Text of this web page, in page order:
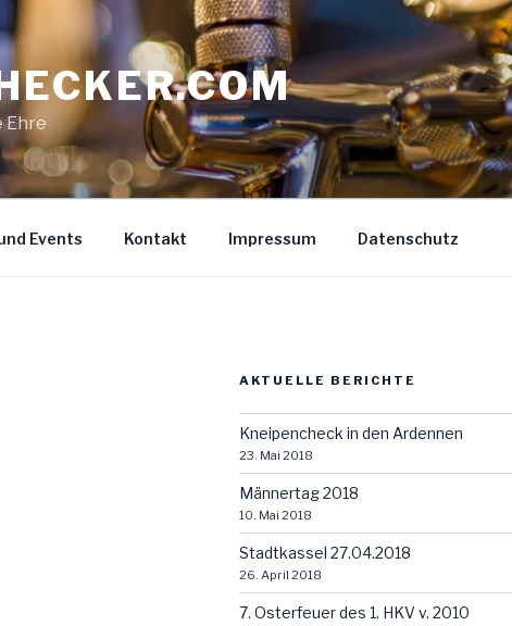
Ehre
Events Kontakt Impressum Datenschutz
AKTUELLE BERICHTE
Kneipencheck in den Ardennen
23. Mai 2018
Männertag 2018
10. Mai 2018
Stadtkassel 27.04.2018
26. April 2018
7. Osterfeuer des 1. HKV v. 2010